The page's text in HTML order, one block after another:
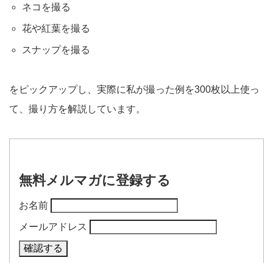
ネコを撮る
花や紅葉を撮る
スナップを撮る
をピックアップし、実際に私が撮った例を300枚以上使っ
て、撮り方を解説しています。
無料メルマガに登録する
お名前
メールアドレス